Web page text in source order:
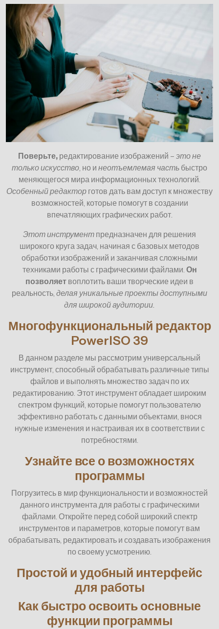
Поверьте, редактирование изображений – это не
только искусство, но и неотъемлемая часть быстро
меняющегося мира информационных технологий.
Особенный редактор готов дать вам доступ к множеству
возможностей, которые помогут в создании
впечатляющих графических работ.
Этот инструмент предназначен для решения
широкого круга задач, начиная с базовых методов
обработки изображений и заканчивая сложными
техниками работы с графическими файлами. Он
позволяет воплотить ваши творческие идеи в
реальность, делая уникальные проекты доступными
для широкой аудитории.
Многофункциональный редактор
PowerISO 39
В данном разделе мы рассмотрим универсальный
инструмент, способный обрабатывать различные типы
файлов и выполнять множество задач по их
редактированию. Этот инструмент обладает широким
спектром функций, которые помогут пользователю
эффективно работать с данными объектами, внося
нужные изменения и настраивая их в соответствии с
потребностями.
Узнайте все о возможностях
программы
Погрузитесь в мир функциональности и возможностей
данного инструмента для работы с графическими
файлами. Откройте перед собой широкий спектр
инструментов и параметров, которые помогут вам
обрабатывать, редактировать и создавать изображения
по своему усмотрению.
Простой и удобный интерфейс
для работы
Как быстро освоить основные
функции программы